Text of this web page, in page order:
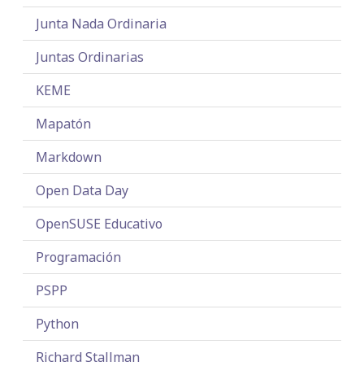
Junta Nada Ordinaria
Juntas Ordinarias
KEME
Mapatón
Markdown
Open Data Day
OpenSUSE Educativo
Programación
PSPP
Python
Richard Stallman